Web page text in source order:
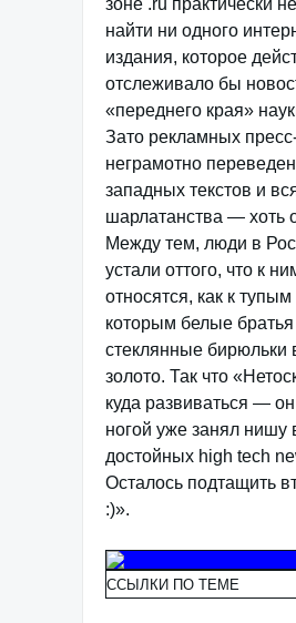
зоне .ru практически
найти ни одного
издания, которое
отслеживало бы
«переднего края»
Зато рекламных
неграмотно
западных текстов и
шарлатанства — хоть
Между тем, люди в
устали оттого, что к
относятся, как к
которым белые
стеклянные бирюльки
золото. Так что
куда развиваться —
ногой уже занял нишу
достойных high tech
Осталось подтащить
:)».
ССЫЛКИ ПО ТЕМЕ